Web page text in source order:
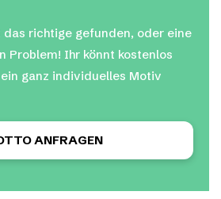
das richtige gefunden, oder eine
Problem! Ihr könnt kostenlos
ganz individuelles Motiv
ANFRAGEN